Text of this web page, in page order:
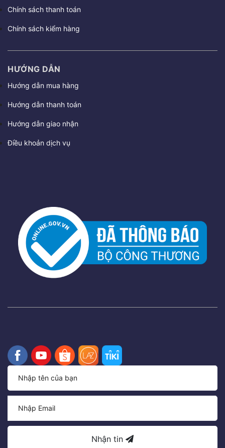
Chính sách thanh toán
Chính sách kiểm hàng
HƯỚNG DẪN
Hướng dẫn mua hàng
Hướng dẫn thanh toán
Hướng dẫn giao nhận
Điều khoản dịch vụ
Nhận tin